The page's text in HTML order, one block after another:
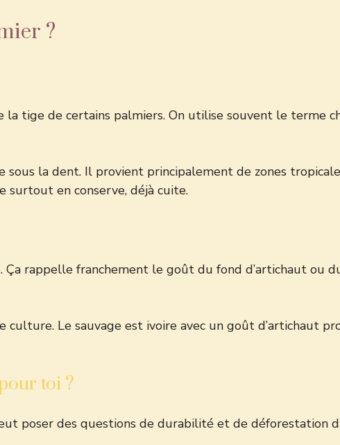
?
tige de certains palmiers. On utilise souvent le terme
la dent. Il provient principalement de zones
surtout en conserve, déjà cuite.
rappelle franchement le goût du fond d’artichaut ou
Le sauvage est ivoire avec un goût d’artichaut
toi ?
poser des questions de durabilité et de déforestation